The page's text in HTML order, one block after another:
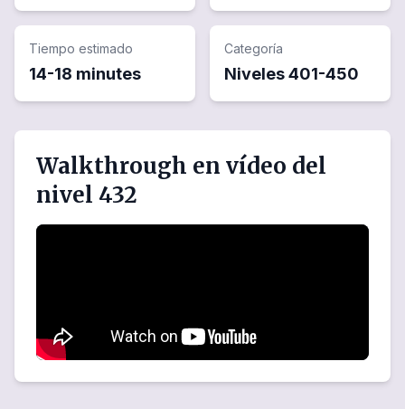
Tiempo estimado
14-18 minutes
Categoría
Niveles401-450
Walkthrough en vídeo del
nivel 432